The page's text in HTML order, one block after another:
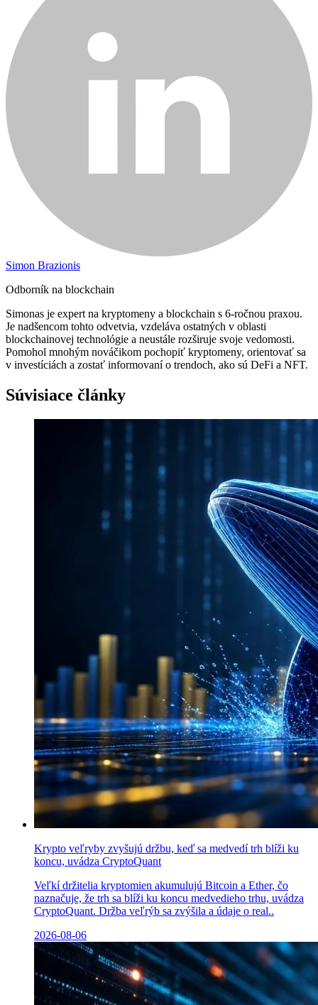
Simon Brazionis
Odborník na blockchain
Simonas je expert na kryptomeny a blockchain s 6-ročnou praxou.
Je nadšencom tohto odvetvia, vzdeláva ostatných v oblasti
blockchainovej technológie a neustále rozširuje svoje vedomosti.
Pomohol mnohým nováčikom pochopiť kryptomeny, orientovať sa
v investíciách a zostať informovaní o trendoch, ako sú DeFi a NFT.
Súvisiace články
Krypto veľryby zvyšujú držbu, keď sa medvedí trh blíži ku
koncu, uvádza CryptoQuant
Veľkí držitelia kryptomien akumulujú Bitcoin a Ether, čo
naznačuje, že trh sa blíži ku koncu medvedieho trhu, uvádza
CryptoQuant. Držba veľrýb sa zvýšila a údaje o real..
2026-08-06